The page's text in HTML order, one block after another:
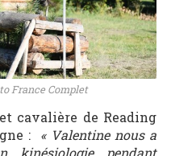
France Complet
cavalière de Reading
:
« Valentine nous a
pendant